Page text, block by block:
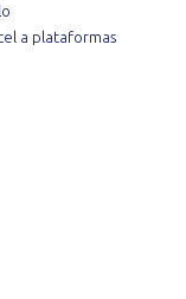
a plataformas